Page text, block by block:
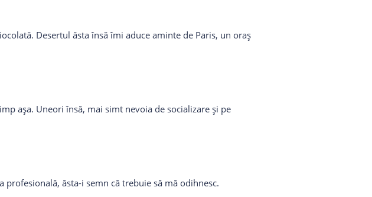
Desertul ăsta însă îmi aduce aminte de Paris, un oraș
așa. Uneori însă, mai simt nevoia de socializare și pe
profesională, ăsta-i semn că trebuie să mă odihnesc.